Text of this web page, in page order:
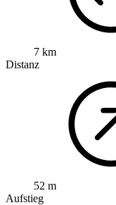
7 km
Distanz
52 m
Aufstieg